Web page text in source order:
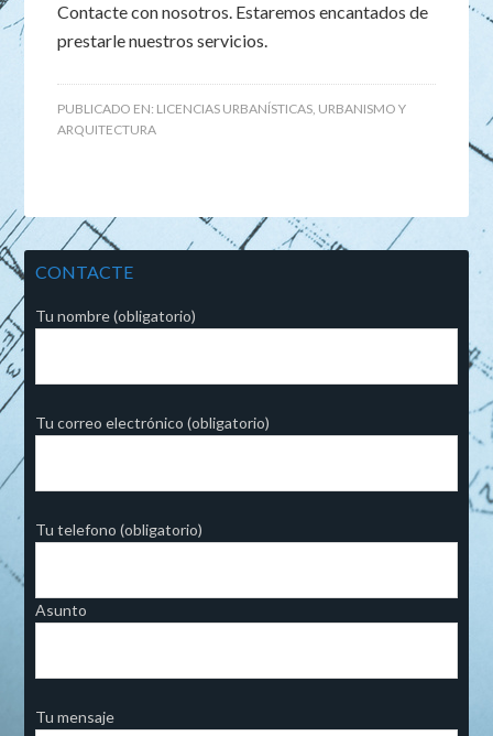
Contacte con nosotros. Estaremos encantados de
prestarle nuestros servicios.
PUBLICADO EN: LICENCIAS URBANÍSTICAS, URBANISMO Y
ARQUITECTURA
CONTACTE
Tu nombre (obligatorio)
Tu correo electrónico (obligatorio)
Tu telefono (obligatorio)
Asunto
Tu mensaje